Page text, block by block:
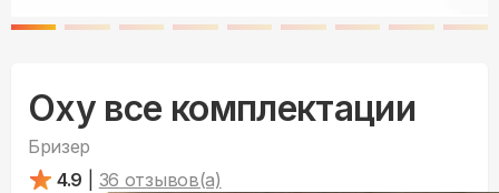
Oxy все комплектации
Бризер
4.9
36 отзывов(а)